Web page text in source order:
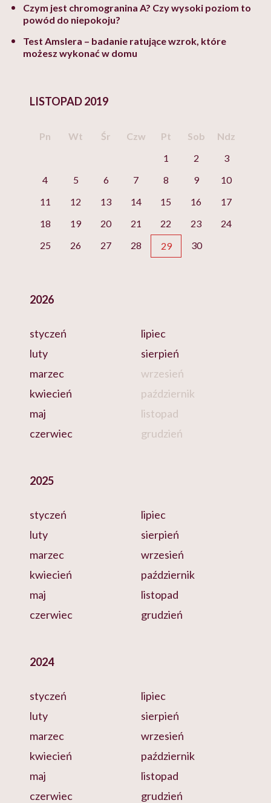
Czym jest chromogranina A? Czy wysoki poziom to
powód do niepokoju?
Test Amslera – badanie ratujące wzrok, które
możesz wykonać w domu
LISTOPAD 2019
Pn Wt Śr Czw Pt Sob
Ndz
1
2
3
4
5 6 7 8 9
10
11
12 13 14 15 16
17
18
19 20 21 22 23
24
25
26 27 28 29 30
2026
styczeń
luty
marzec
kwiecień
maj
czerwiec
lipiec
sierpień
wrzesień
październik
listopad
grudzień
2025
styczeń
luty
marzec
kwiecień
maj
czerwiec
lipiec
sierpień
wrzesień
październik
listopad
grudzień
2024
styczeń
luty
marzec
kwiecień
maj
czerwiec
lipiec
sierpień
wrzesień
październik
listopad
grudzień